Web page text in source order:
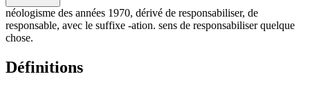
néologisme des années 1970, dérivé de responsabiliser, de
responsable, avec le suffixe -ation. sens de responsabiliser quelque
chose.
Définitions